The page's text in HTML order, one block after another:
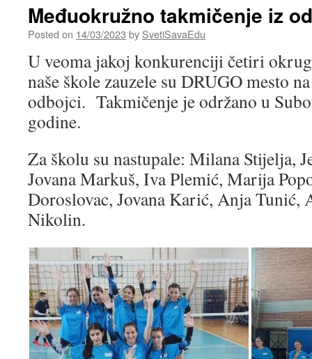
Međuokružno takmičenje iz
Posted on 14/03/2023 by SvetiSavaEdu
U veoma jakoj konkurenciji četiri
naše škole zauzele su DRUGO mesto
odbojci. Takmičenje je održano u
godine.
Za školu su nastupale: Milana Stijelja,
Jovana Markuš, Iva Plemić, Marija
Doroslovac, Jovana Karić, Anja
Nikolin.